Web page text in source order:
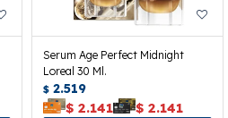
Serum Age Perfect Midnight
Loreal 30 Ml.
$ 2.519
$ 2.141 $ 2.141